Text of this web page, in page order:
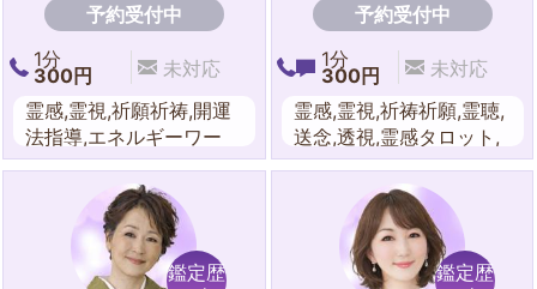
予約受付中
1分
300円
未対応
霊感,霊視,祈願祈祷,開運
法指導,エネルギーワー
ク,守護霊対話,水晶,霊聴,
想念,透視,チャクラ,オー
ラ,レイキ,チャネリング,
ダウンジング,遠隔ヒーリ
ング,交霊術,神仏召喚,ス
予約受付中
1分
300円
未対応
霊感,霊視,祈祷祈願,霊聴,
送念,透視,霊感タロット,
スピリチュアル,チャネリ
ング,守護霊対話,波動修
正,遠隔ヒーリング,エネ
ルギーワーク,オーラ,チ
ャクラ,夢占い,四柱推命,
鑑定歴
鑑定歴